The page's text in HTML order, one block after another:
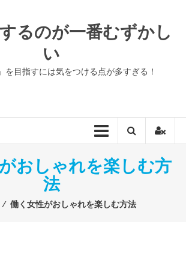
るのが一番むずかし
い
を目指すには気をつける点が多すぎる！
おしゃれを楽しむ方
法
⁄ 働く女性がおしゃれを楽しむ方法